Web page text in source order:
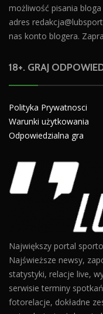
możliwość pisania
adres
nas konto blogera.
18+. GRAJ
Polityka Prywatnosci
Warunki użytkowania
Odpowiedzialna gra
Największy portal
Najświeższe newsy,
statystyki, relacje live,
serwisie terminy
fotorelacje, dokładne